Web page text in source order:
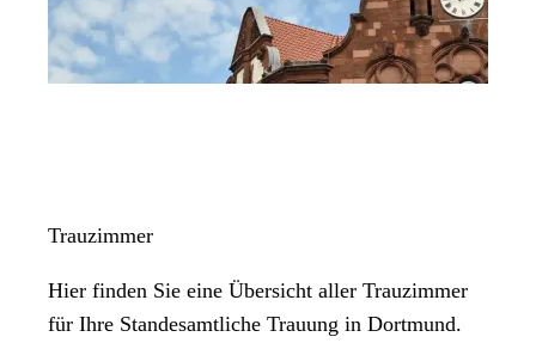
Trauzimmer
Hier finden Sie eine Übersicht aller Trauzimmer
für Ihre Standesamtliche Trauung in Dortmund.